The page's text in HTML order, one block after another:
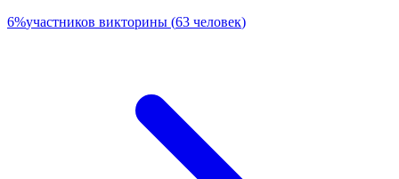
6%участников викторины (63 человек)